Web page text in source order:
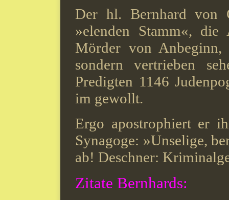
Der hl. Bernhard von
»elenden Stamm«,
Mörder von
sondern vertrieben
Predigten 1146
im gewollt.
Ergo apostrophiert er
Synagoge: »Unselige,
ab! Deschner:
Zitate Bernhards: